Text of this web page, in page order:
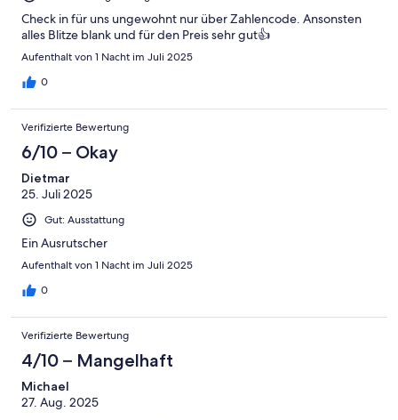
Check in für uns ungewohnt nur über Zahlencode. Ansonsten
alles Blitze blank und für den Preis sehr gut👍
Aufenthalt von 1 Nacht im Juli 2025
0
Verifizierte Bewertung
6/10 – Okay
Dietmar
25. Juli 2025
Gut: Ausstattung
Ein Ausrutscher
Aufenthalt von 1 Nacht im Juli 2025
0
Verifizierte Bewertung
4/10 – Mangelhaft
Michael
27. Aug. 2025